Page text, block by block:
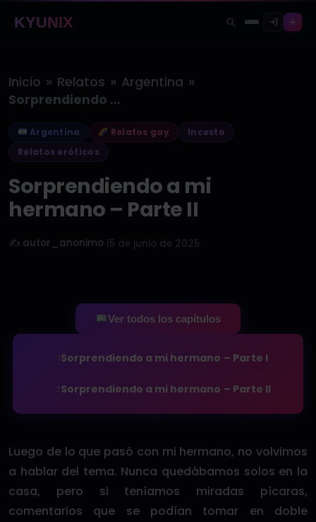
KYUNIX
Inicio » Relatos » Argentina »
Sorprendiendo a mi hermano – Parte…
Argentina Relatos gay
Incesto
Relatos eróticos
Sorprendiendo a mi
hermano – Parte II
✍️ autor_anonimo 15 de junio de 2025
Ver todos los capítulos
Sorprendiendo a mi hermano – Parte I
Sorprendiendo a mi hermano – Parte II
Luego de lo que pasó con mi hermano, no volvimos
a hablar del tema. Nunca quedábamos solos en la
casa, pero si teníamos miradas pícaras,
comentarios que se podían tomar en doble